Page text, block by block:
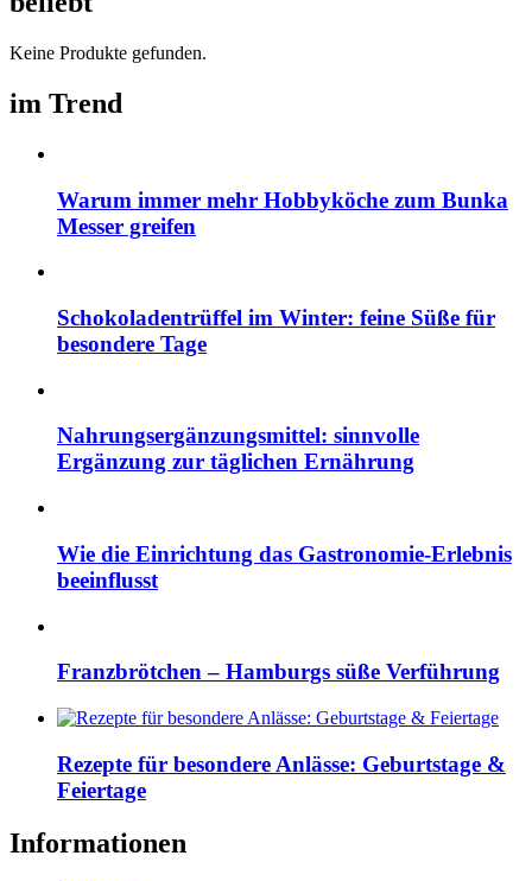
Keine Produkte gefunden.
im Trend
Warum immer mehr Hobbyköche zum Bunka
Messer greifen
Schokoladentrüffel im Winter: feine Süße für
besondere Tage
Nahrungsergänzungsmittel: sinnvolle
Ergänzung zur täglichen Ernährung
Wie die Einrichtung das Gastronomie-Erlebnis
beeinflusst
Franzbrötchen – Hamburgs süße Verführung
Rezepte für besondere Anlässe: Geburtstage &
Feiertage
Informationen